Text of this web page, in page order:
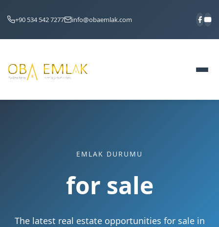
+90 534 542 7277 info@obaemlak.com
EMLAK DURUMU
for sale
The latest real estate opportunities for sale in